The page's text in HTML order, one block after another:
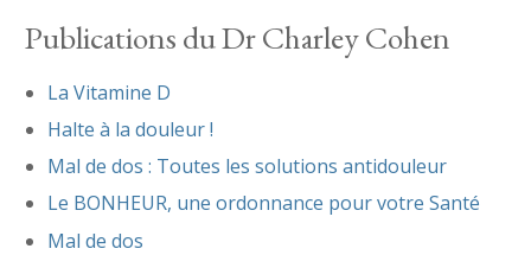
Publications du Dr Charley Cohen
La Vitamine D
Halte à la douleur !
Mal de dos : Toutes les solutions antidouleur
Le BONHEUR, une ordonnance pour votre Santé
Mal de dos